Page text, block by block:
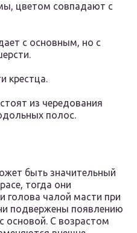
цветом совпадают с
с основным, но с
крестца.
из чередования
полос.
быть значительный
тогда они
голова чалой масти при
подвержены появлению
основой. С возрастом